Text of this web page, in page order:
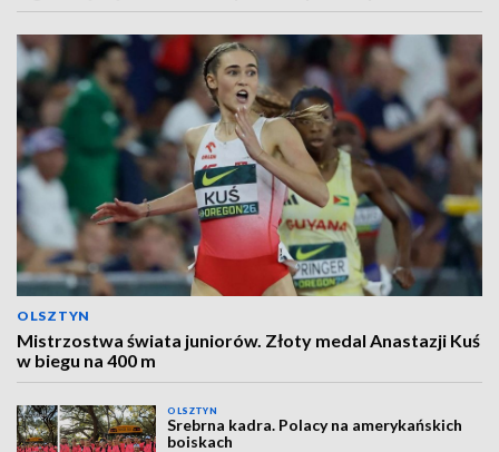
OLSZTYN
Mistrzostwa świata juniorów. Złoty medal Anastazji Kuś
w biegu na 400 m
OLSZTYN
Srebrna kadra. Polacy na amerykańskich
boiskach